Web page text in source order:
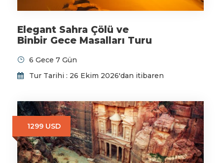
Elegant Sahra Çölü ve
Binbir Gece Masalları Turu
6 Gece 7 Gün
Tur Tarihi : 26 Ekim 2026'dan itibaren
1299 USD